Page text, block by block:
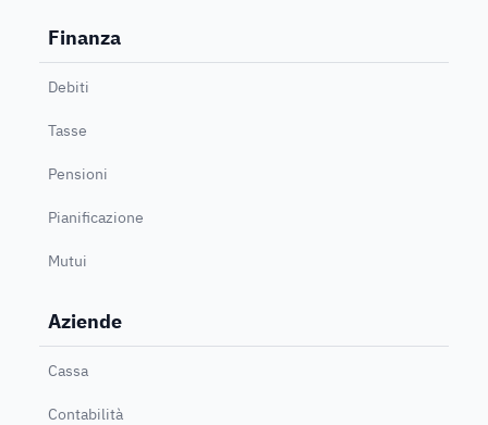
Finanza
Debiti
Tasse
Pensioni
Pianificazione
Mutui
Aziende
Cassa
Contabilità